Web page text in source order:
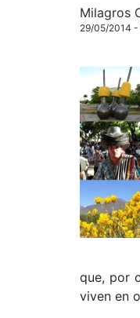
Milagros
29/05/2014 -
que, por
viven en